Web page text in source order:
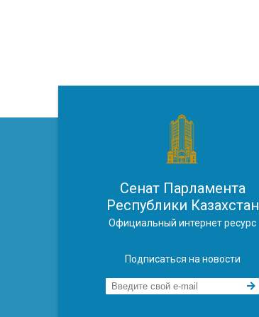
Сенат Парламента
Республики Казахстан
Официальный интернет ресурс
Подписаться на новости